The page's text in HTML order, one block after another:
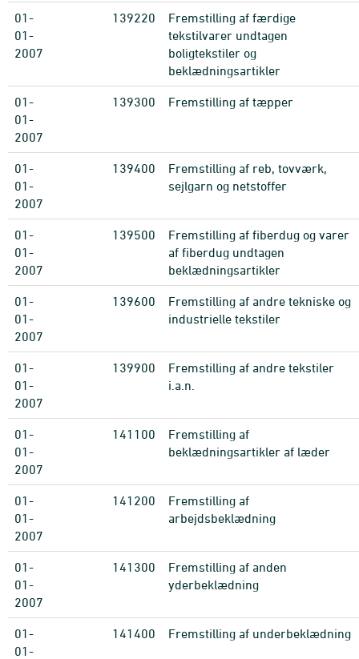
01-
01-
2007
139220
Fremstilling af færdige
tekstilvarer undtagen
boligtekstiler og
beklædningsartikler
01-
01-
2007
139300 Fremstilling af tæpper
01-
01-
2007
139400
Fremstilling af reb, tovværk,
sejlgarn og netstoffer
01-
01-
2007
139500
Fremstilling af fiberdug og varer
af fiberdug undtagen
beklædningsartikler
01-
01-
2007
139600
Fremstilling af andre tekniske og
industrielle tekstiler
01-
01-
2007
139900
Fremstilling af andre tekstiler
i.a.n.
01-
01-
2007
141100
Fremstilling af
beklædningsartikler af læder
01-
01-
2007
141200
Fremstilling af
arbejdsbeklædning
01-
01-
2007
141300
Fremstilling af anden
yderbeklædning
01-
01-
141400 Fremstilling af underbeklædning